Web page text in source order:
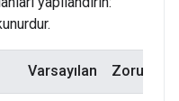
Varsayılan Zorunlu